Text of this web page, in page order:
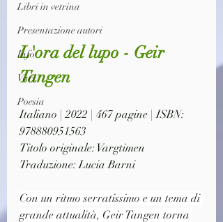
Libri in vetrina
Presentazione autori
Info
Vari
Poesia
L'ora del lupo - Geir
Tangen
Italiano | 2022 | 467 pagine | ISBN:
978880951563
Titolo originale: Vargtimen
Traduzione: Lucia Barni
Con un ritmo serratissimo e un tema di
grande attualità, Geir Tangen torna